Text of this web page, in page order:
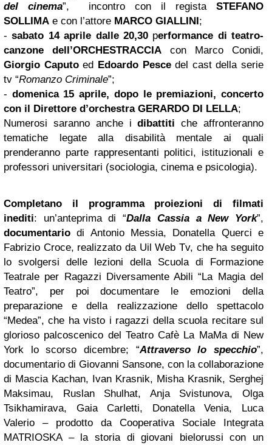
del cinema”, incontro con il regista STEFANO
SOLLIMA e con l’attore MARCO GIALLINI;
- sabato 14 aprile dalle 20,30performance di teatro-
canzone dell’ORCHESTRACCIA con Marco Conidi,
Giorgio Caputoed Edoardo Pescedel cast della serie
tv “Romanzo Criminale”;
- domenica 15 aprile, dopo le premiazioni, concerto
con il Direttore d’orchestra GERARDO DI LELLA;
Numerosi saranno anche i dibattiti che affronteranno
tematiche legate alla disabilità mentale ai quali
prenderanno parte rappresentanti politici, istituzionali e
professori universitari (sociologia, cinema e psicologia).
Completano il programma proiezioni di filmati
inediti: un’anteprima di “Dalla Cassia a New York”,
documentario di Antonio Messia, Donatella Querci e
Fabrizio Croce, realizzato da Uil Web Tv, che ha seguito
lo svolgersi delle lezioni della Scuola di Formazione
Teatrale per Ragazzi Diversamente Abili “La Magia del
Teatro”, per poi documentare le emozioni della
preparazione e della realizzazione dello spettacolo
“Medea”, che ha visto i ragazzi della scuola recitare sul
glorioso palcoscenico del Teatro Cafè La MaMa di New
York lo scorso dicembre; “Attraverso lo specchio”,
documentario di Giovanni Sansone, con la collaborazione
di Mascia Kachan, Ivan Krasnik, Misha Krasnik, Serghej
Maksimau, Ruslan Shulhat, Anja Svistunova, Olga
Tsikhamirava, Gaia Carletti, Donatella Venia, Luca
Valerio – prodotto da Cooperativa Sociale Integrata
MATRIOSKA – la storia di giovani bielorussi con un